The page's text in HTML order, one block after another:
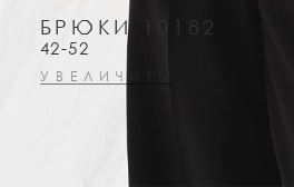
БРЮКИ 10182
42-52
УВЕЛИЧИТЬ